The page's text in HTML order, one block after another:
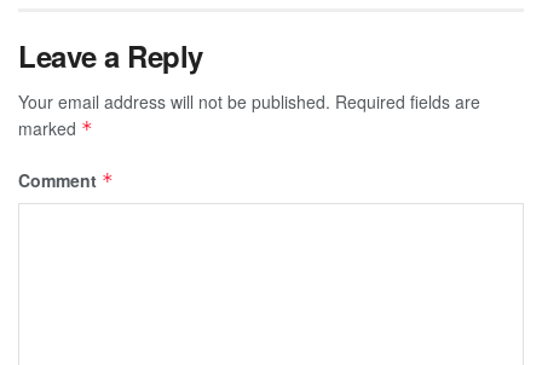
Leave a Reply
Your email address will not be published. Required fields are
marked *
Comment *